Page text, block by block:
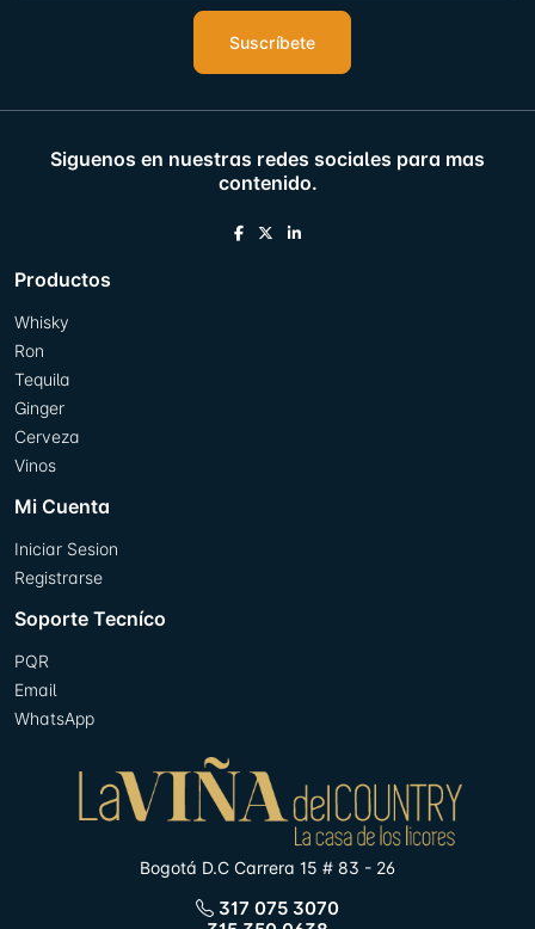
Suscríbete
Siguenos en nuestras redes sociales para mas
contenido.
Productos
Whisky
Ron
Tequila
Ginger
Cerveza
Vinos
Mi Cuenta
Iniciar Sesion
Registrarse
Soporte Tecníco
PQR
Email
WhatsApp
Bogotá D.C Carrera 15 # 83 - 26
317 075 3070